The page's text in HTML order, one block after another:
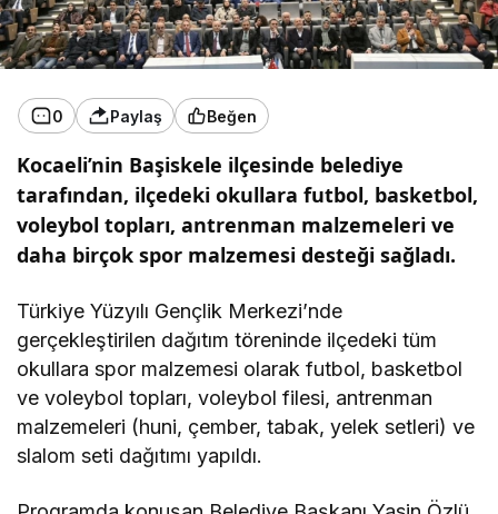
0 Paylaş Beğen
Kocaeli’nin Başiskele ilçesinde belediye
tarafından, ilçedeki okullara futbol, basketbol,
voleybol topları, antrenman malzemeleri ve
daha birçok spor malzemesi desteği sağladı.
Türkiye Yüzyılı Gençlik Merkezi’nde
gerçekleştirilen dağıtım töreninde ilçedeki tüm
okullara spor malzemesi olarak futbol, basketbol
ve voleybol topları, voleybol filesi, antrenman
malzemeleri (huni, çember, tabak, yelek setleri) ve
slalom seti dağıtımı yapıldı.